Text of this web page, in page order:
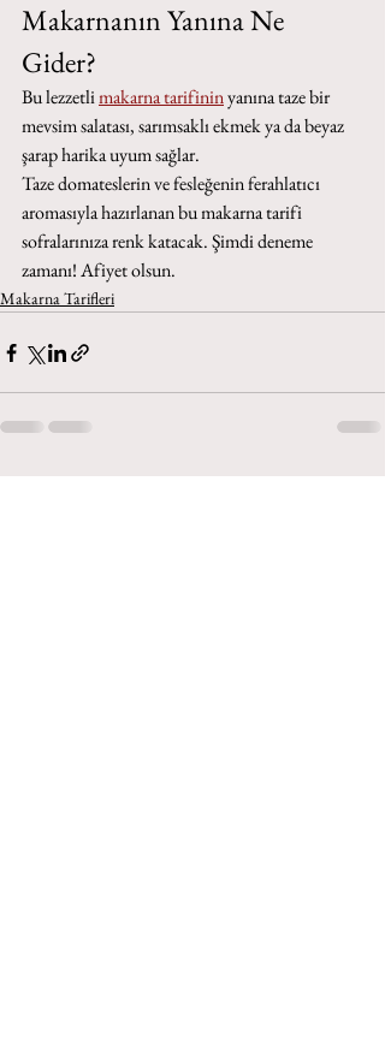
Makarnanın Yanına Ne
Gider?
Bu lezzetli makarna tarifinin yanına taze bir
mevsim salatası, sarımsaklı ekmek ya da beyaz
şarap harika uyum sağlar.
Taze domateslerin ve fesleğenin ferahlatıcı
aromasıyla hazırlanan bu makarna tarifi
sofralarınıza renk katacak. Şimdi deneme
zamanı! Afiyet olsun.
Makarna Tarifleri